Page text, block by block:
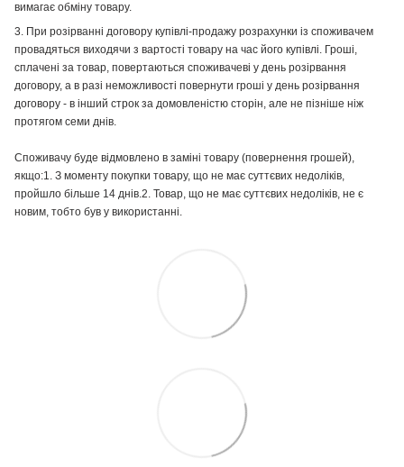
вимагає обміну товару.
3. При розірванні договору купівлі-продажу розрахунки із споживачем
провадяться виходячи з вартості товару на час його купівлі. Гроші,
сплачені за товар, повертаються споживачеві у день розірвання
договору, а в разі неможливості повернути гроші у день розірвання
договору - в інший строк за домовленістю сторін, але не пізніше ніж
протягом семи днів.
Споживачу буде відмовлено в заміні товару (повернення грошей),
якщо:1. З моменту покупки товару, що не має суттєвих недоліків,
пройшло більше 14 днів.2. Товар, що не має суттєвих недоліків, не є
новим, тобто був у використанні.